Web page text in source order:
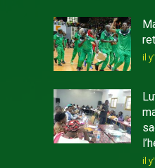
il
il